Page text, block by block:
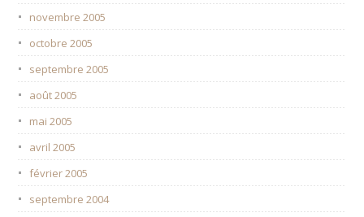
novembre 2005
octobre 2005
septembre 2005
août 2005
mai 2005
avril 2005
février 2005
septembre 2004